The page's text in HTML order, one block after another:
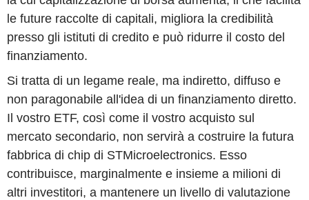
le future raccolte di capitali, migliora la credibilità
presso gli istituti di credito e può ridurre il costo del
finanziamento.
Si tratta di un legame reale, ma indiretto, diffuso e
non paragonabile all'idea di un finanziamento diretto.
Il vostro ETF, così come il vostro acquisto sul
mercato secondario, non servirà a costruire la futura
fabbrica di chip di STMicroelectronics. Esso
contribuisce, marginalmente e insieme a milioni di
altri investitori, a mantenere un livello di valutazione